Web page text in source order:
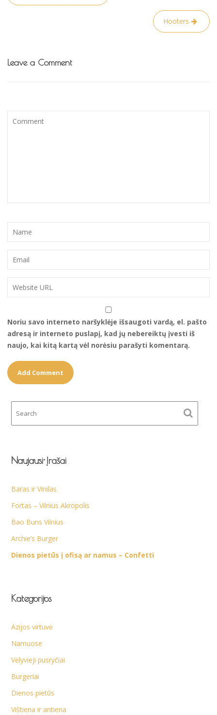
tarp
Hooters
Leave a Comment
Noriu savo interneto naršyklėje išsaugoti vardą, el. pašto
adresą ir interneto puslapį, kad jų nebereiktų įvesti iš
naujo, kai kitą kartą vėl norėsiu parašyti komentarą.
Naujausi Įrašai
Baras ir Vinilas
Fortas – Vilnius Akropolis
Bao Buns Vilnius
Archie’s Burger
Dienos pietūs į ofisą ar namus – Confetti
Kategorijos
Azijos virtuvė
Namuose
Vėlyvieji pusryčiai
Burgeriai
Dienos pietūs
Vištiena ir antiena